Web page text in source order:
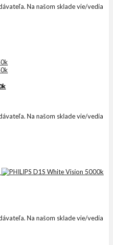
Na našom sklade vie/vedia
Na našom sklade vie/vedia
Na našom sklade vie/vedia